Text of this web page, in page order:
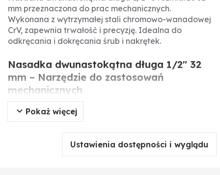
mm przeznaczona do prac mechanicznych.
Wykonana z wytrzymałej stali chromowo-wanadowej
CrV, zapewnia trwałość i precyzję. Idealna do
odkręcania i dokręcania śrub i nakrętek.
Nasadka dwunastokątna długa 1/2" 32
mm – Narzędzie do zastosowań
mechanicznych
Nasadka dwunastokątna długa 1/2" o rozmiarze 32
mm to niezbędne narzędzie w każdym warsztacie
mechanicznym. Umożliwia odkręcanie i dokręcanie
śrub i nakrętek z gniazdem dwunastokątnym. Wybór
solidnej nasadki wpływa na bezpieczeństwo i
Pokaż więcej
Ustawienia dostępności i wyglądu